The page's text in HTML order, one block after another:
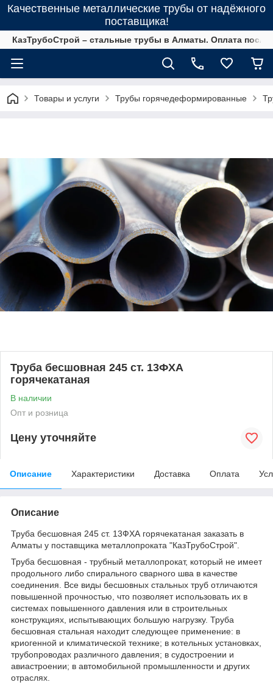
Качественные металлические трубы от надёжного
поставщика!
КазТрубоСтрой – стальные трубы в Алматы. Оплата
Товары и услуги Трубы горячедеформированные
Труба бесшовная 245 ст. 13ФХА
горячекатаная
В наличии
Опт и розница
Цену уточняйте
Описание Характеристики Доставка Оплата
Описание
Труба бесшовная 245 ст. 13ФХА горячекатаная заказать в
Алматы у поставщика металлопроката "КазТрубоСтрой".
Труба бесшовная - трубный металлопрокат, который не имеет
продольного либо спирального сварного шва в качестве
соединения. Все виды бесшовных стальных труб отличаются
повышенной прочностью, что позволяет использовать их в
системах повышенного давления или в строительных
конструкциях, испытывающих большую нагрузку. Труба
бесшовная стальная находит следующее применение: в
криогенной и климатической технике; в котельных установках,
трубопроводах различного давления; в судостроении и
авиастроении; в автомобильной промышленности и других
отраслях.